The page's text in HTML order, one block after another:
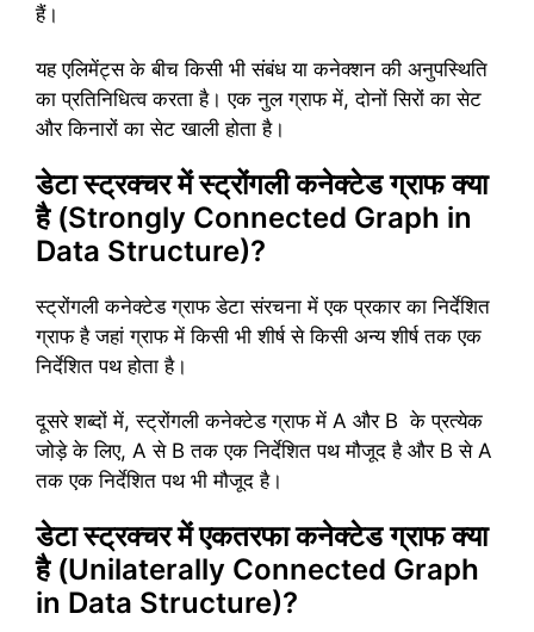
हैं।
यह एलिमेंट्स के बीच किसी भी संबंध या कनेक्शन की अनुपस्थिति
का प्रतिनिधित्व करता है। एक नुल ग्राफ में, दोनों सिरों का सेट
और किनारों का सेट खाली होता है।
डेटा स्ट्रक्चर में स्ट्रोंगली कनेक्टेड ग्राफ क्या
है (Strongly Connected Graph in
Data Structure)?
स्ट्रोंगली कनेक्टेड ग्राफ डेटा संरचना में एक प्रकार का निर्देशित
ग्राफ है जहां ग्राफ में किसी भी शीर्ष से किसी अन्य शीर्ष तक एक
निर्देशित पथ होता है।
दूसरे शब्दों में, स्ट्रोंगली कनेक्टेड ग्राफ में A और B के प्रत्येक
जोड़े के लिए, A से B तक एक निर्देशित पथ मौजूद है और B से A
तक एक निर्देशित पथ भी मौजूद है।
डेटा स्ट्रक्चर में एकतरफा कनेक्टेड ग्राफ क्या
है (Unilaterally Connected Graph
in Data Structure)?